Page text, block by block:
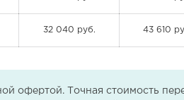
32 040 руб. 43 610
Точная стоимость